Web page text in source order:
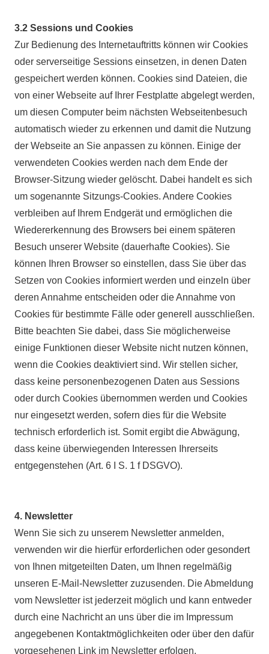
3.2 Sessions und Cookies
Zur Bedienung des Internetauftritts können wir Cookies
oder serverseitige Sessions einsetzen, in denen Daten
gespeichert werden können. Cookies sind Dateien, die
von einer Webseite auf Ihrer Festplatte abgelegt werden,
um diesen Computer beim nächsten Webseitenbesuch
automatisch wieder zu erkennen und damit die Nutzung
der Webseite an Sie anpassen zu können. Einige der
verwendeten Cookies werden nach dem Ende der
Browser-Sitzung wieder gelöscht. Dabei handelt es sich
um sogenannte Sitzungs-Cookies. Andere Cookies
verbleiben auf Ihrem Endgerät und ermöglichen die
Wiedererkennung des Browsers bei einem späteren
Besuch unserer Website (dauerhafte Cookies). Sie
können Ihren Browser so einstellen, dass Sie über das
Setzen von Cookies informiert werden und einzeln über
deren Annahme entscheiden oder die Annahme von
Cookies für bestimmte Fälle oder generell ausschließen.
Bitte beachten Sie dabei, dass Sie möglicherweise
einige Funktionen dieser Website nicht nutzen können,
wenn die Cookies deaktiviert sind. Wir stellen sicher,
dass keine personenbezogenen Daten aus Sessions
oder durch Cookies übernommen werden und Cookies
nur eingesetzt werden, sofern dies für die Website
technisch erforderlich ist. Somit ergibt die Abwägung,
dass keine überwiegenden Interessen Ihrerseits
entgegenstehen (Art. 6 I S. 1 f DSGVO).
4. Newsletter
Wenn Sie sich zu unserem Newsletter anmelden,
verwenden wir die hierfür erforderlichen oder gesondert
von Ihnen mitgeteilten Daten, um Ihnen regelmäßig
unseren E-Mail-Newsletter zuzusenden. Die Abmeldung
vom Newsletter ist jederzeit möglich und kann entweder
durch eine Nachricht an uns über die im Impressum
angegebenen Kontaktmöglichkeiten oder über den dafür
vorgesehenen Link im Newsletter erfolgen.